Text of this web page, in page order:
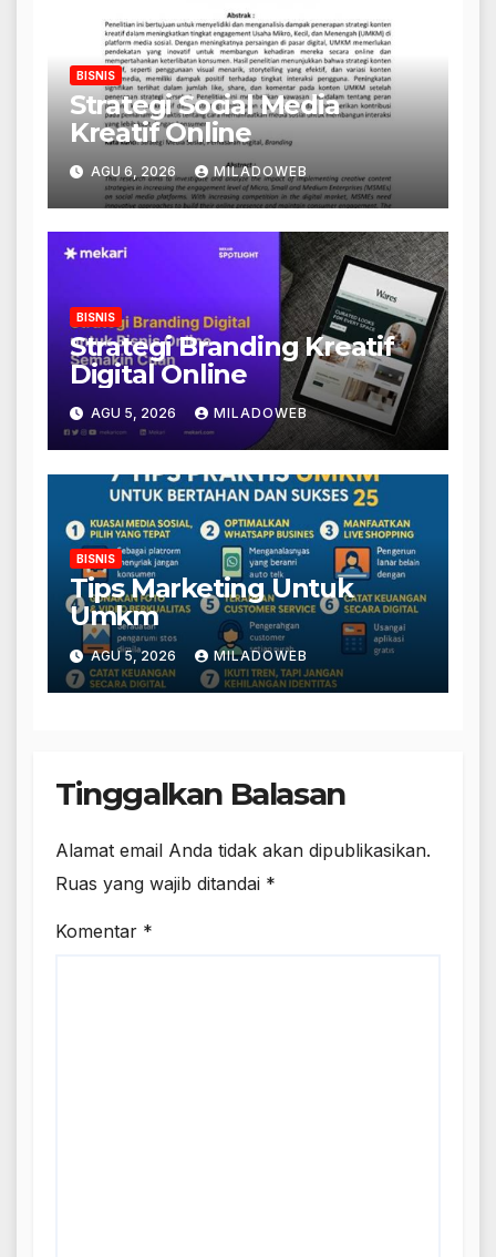
BISNIS
Strategi Social Media
Kreatif Online
AGU 6, 2026 MILADOWEB
BISNIS
Strategi Branding Kreatif
Digital Online
AGU 5, 2026 MILADOWEB
BISNIS
Tips Marketing Untuk
Umkm
AGU 5, 2026 MILADOWEB
Tinggalkan Balasan
Alamat email Anda tidak akan dipublikasikan.
Ruas yang wajib ditandai *
Komentar *